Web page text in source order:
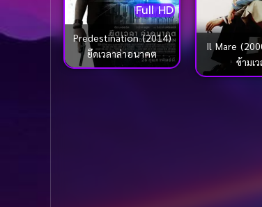
Full HD
Predestination (2014)
ยึดเวลาล่าอนาคต
Il Mare
ข้ามเ